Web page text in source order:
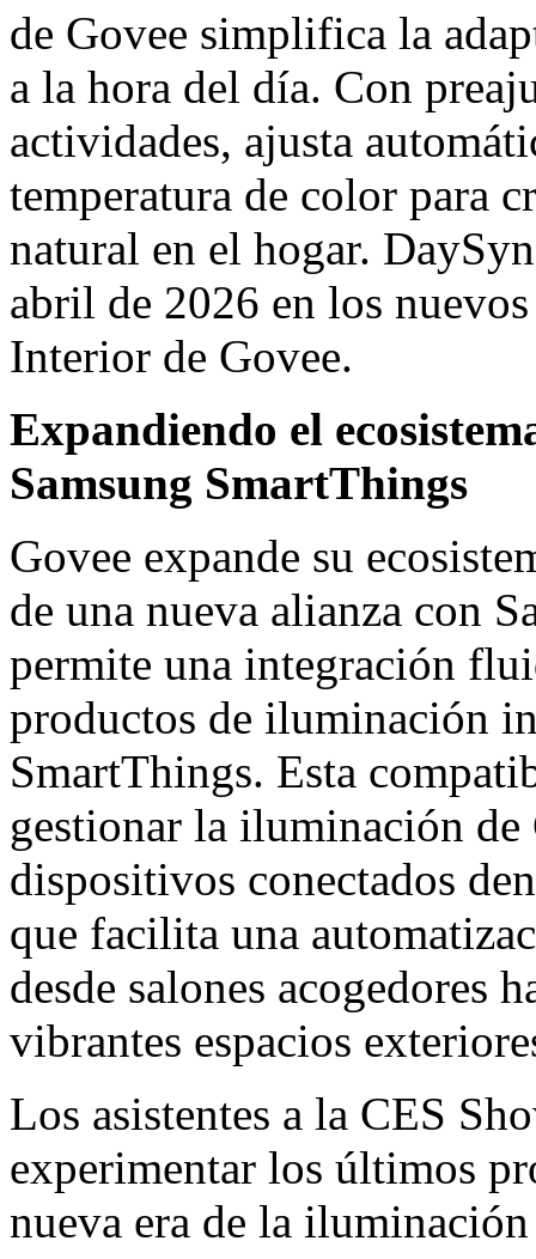
de Govee simplifica la
a la hora del día. Con
actividades, ajusta
temperatura de color para
natural en el hogar.
abril de 2026 en los
Interior de Govee.
Expandiendo el
Samsung SmartThings
Govee expande su
de una nueva alianza con
permite una integración
productos de iluminación
SmartThings. Esta
gestionar la iluminación
dispositivos conectados
que facilita una
desde salones acogedores
vibrantes espacios
Los asistentes a la CES
experimentar los últimos
nueva era de la